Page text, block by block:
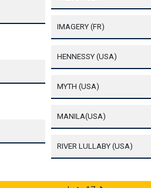
IMAGERY (FR)
HENNESSY (USA)
MYTH (USA)
MANILA(USA)
RIVER LULLABY (USA)